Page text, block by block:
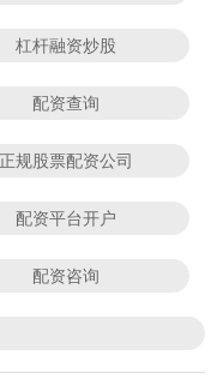
杠杆融资炒股
配资查询
正规股票配资公司
配资平台开户
配资咨询